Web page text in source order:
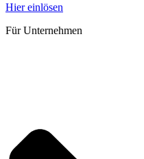
Hier einlösen
Für Unternehmen